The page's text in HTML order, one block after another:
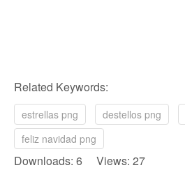
Related Keywords:
estrellas png destellos png
feliz navidad png
Downloads: 6 Views: 27